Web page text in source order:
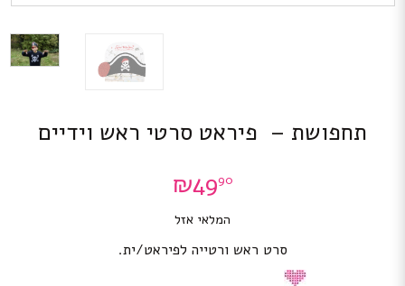
תחפושת – פיראט סרטי ראש וידיים
₪4990
המלאי אזל
סרט ראש ורטייה לפיראט/ית.